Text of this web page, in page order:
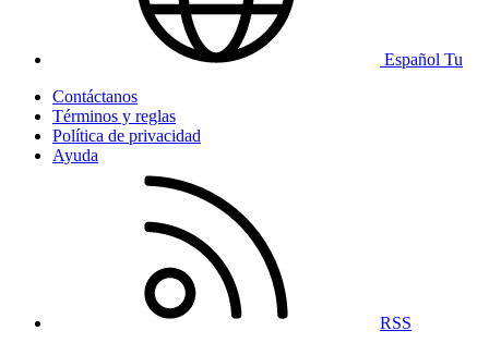
Español Tu
Contáctanos
Términos y reglas
Política de privacidad
Ayuda
RSS